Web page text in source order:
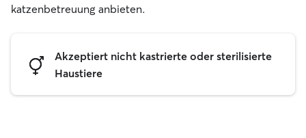
katzenbetreuung anbieten.
Akzeptiert nicht kastrierte oder sterilisierte
Haustiere